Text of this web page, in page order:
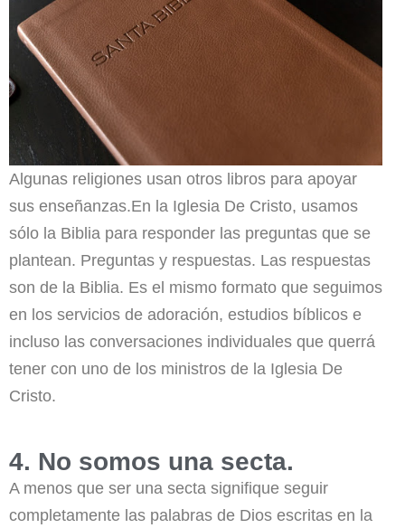
Algunas religiones usan otros libros para apoyar
sus enseñanzas.En la Iglesia De Cristo, usamos
sólo la Biblia para responder las preguntas que se
plantean. Preguntas y respuestas. Las respuestas
son de la Biblia. Es el mismo formato que seguimos
en los servicios de adoración, estudios bíblicos e
incluso las conversaciones individuales que querrá
tener con uno de los ministros de la Iglesia De
Cristo.
4. No somos una secta.
A menos que ser una secta signifique seguir
completamente las palabras de Dios escritas en la